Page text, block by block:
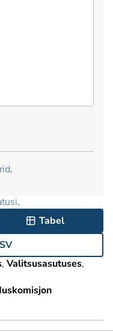
.
.
Tabel
Valitsusasutuses